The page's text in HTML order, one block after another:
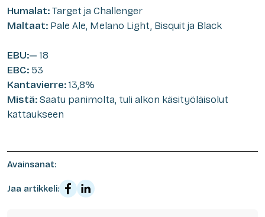
Humalat:Target ja Challenger
Maltaat: Pale Ale, Melano Light, Bisquit ja Black
EBU:— 18
EBC: 53
Kantavierre:13,8%
Mistä:Saatu panimolta, tuli alkon käsityöläisolut
kattaukseen
Avainsanat:
Jaa artikkeli: